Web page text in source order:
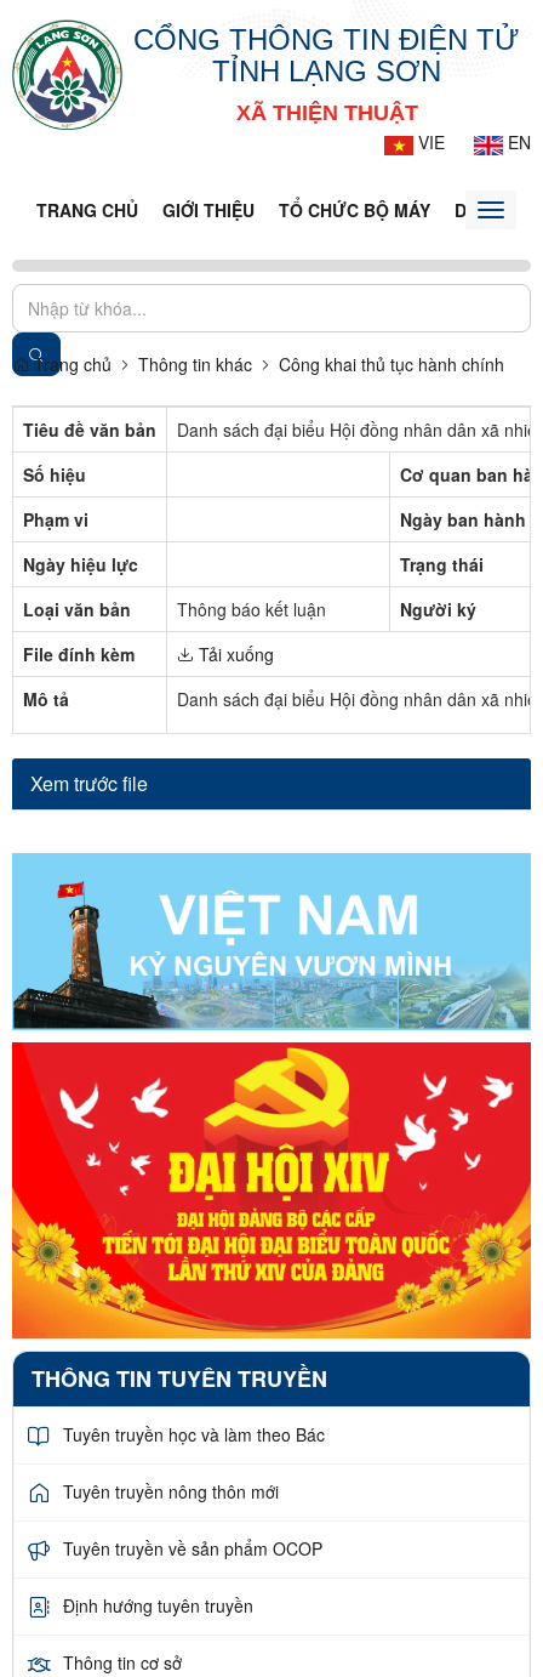
CỔNG THÔNG TIN ĐIỆN TỬ
TỈNH LẠNG SƠN
XÃ THIỆN THUẬT
VIE
EN
TRANG CHỦ GIỚI THIỆU TỔ CHỨC BỘ MÁY DOANH
Toggle
Trang chủ Thông tin khác Công khai thủ tục hành chính
Tiêu đề văn bản
Danh sách đại biểu Hội đồng nhân dân xã
Số hiệu
Cơ quan ban
Phạm vi
Ngày ban hành
Ngày hiệu lực
Trạng thái
Loại văn bản
Thông báo kết luận
Người ký
File đính kèm
Tải xuống
Mô tả
Danh sách đại biểu Hội đồng nhân dân xã
Xem trước file
THÔNG TIN TUYÊN TRUYỀN
Tuyên truyền học và làm theo Bác
Tuyên truyền nông thôn mới
Tuyên truyền về sản phẩm OCOP
Định hướng tuyên truyền
Thông tin cơ sở